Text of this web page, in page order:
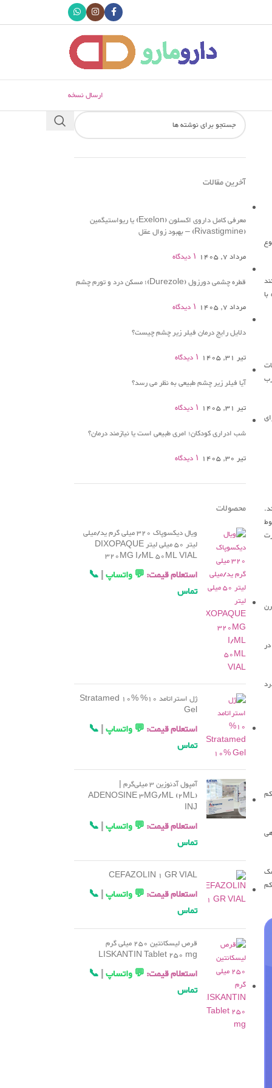
ارسال نسخه
آخرین مقالات
معرفی کامل داروی اکسلون (Exelon) یا ریواستیگمین
(Rivastigmine) – بهبود زوال عقل
مرداد 7, 1405
۱ دیدگاه
قطره چشمی دورزول (Durezole)؛ مسکن درد و تورم چشم
مرداد 7, 1405
۱ دیدگاه
دلایل رایج درمان فیلر زیر چشم چیست؟
تیر 31, 1405
۱ دیدگاه
آیا فیلر زیر چشم طبیعی به نظر می رسد؟
تیر 31, 1405
۱ دیدگاه
شب ادراری کودکان؛ امری طبیعی است یا نیازمند درمان؟
تیر 30, 1405
۱ دیدگاه
محصولات
ویال دیکسوپاک 320 میلی گرم ید/میلی
لیتر 50 میلی لیتر DIXOPAQUE
320MG I/ML 50ML VIAL
استعلام قیمت:💬 واتساپ|
📞
تماس
ژل استراتامد 10% Stratamed 10%
Gel
استعلام قیمت:💬 واتساپ|
📞
تماس
آمپول آدنوزین 3 میلی‌گرم |
ADENOSINE 3MG/ML (2ML)
INJ
استعلام قیمت:💬 واتساپ|
📞
تماس
CEFAZOLIN 1 GR VIAL
استعلام قیمت:💬 واتساپ|
📞
تماس
قرص لیسکانتین 250 میلی گرم
LISKANTIN Tablet 250 mg
استعلام قیمت:💬 واتساپ|
📞
تماس